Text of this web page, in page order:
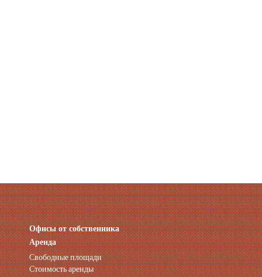
Офисы от собственника
Аренда нежилых помещений
Аренда помещений от собственника
Аренда конференц-зала СПб
Офисы у метро
Офисы в Адмиралтейском районе
Аренда
Свободные площади
Стоимость аренды